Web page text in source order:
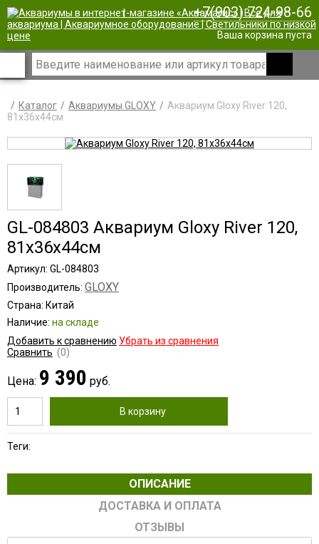
| +7(903) 724-98-66
Ваша корзина пуста
Каталог Аквариумы GLOXY
Аквариум Gloxy River 120,
81х36х44см
GL-084803 Аквариум Gloxy River 120,
81х36х44см
Артикул: GL-084803
Производитель: GLOXY
Страна: Китай
Наличие: на складе
Добавить к сравнению Убрать из сравнения
Сравнить (0)
Цена: 9 390 руб.
В корзину
Теги:
ОПИСАНИЕ
ДОСТАВКА И ОПЛАТА
ОТЗЫВЫ